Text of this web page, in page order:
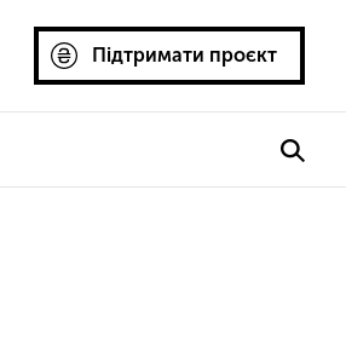
Підтримати проєкт